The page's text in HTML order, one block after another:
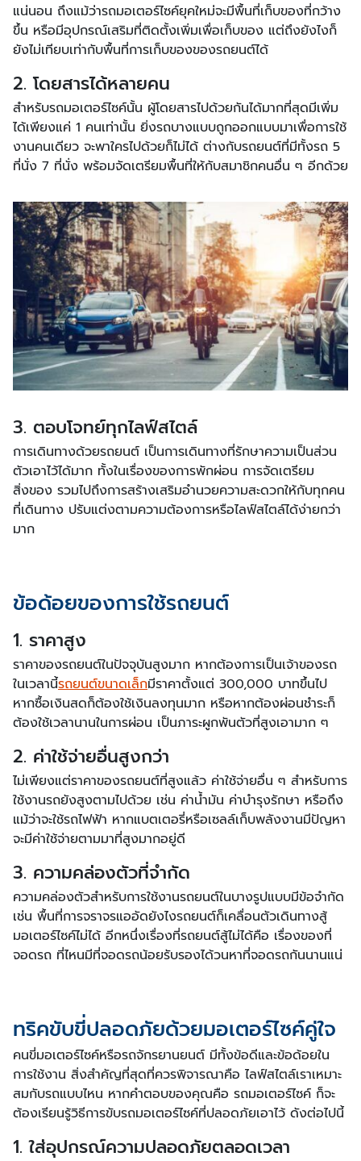
แน่นอน ถึงแม้ว่ารถมอเตอร์ไซค์ยุคใหม่จะมีพื้นที่เก็บของที่กว้าง
ขึ้น หรือมีอุปกรณ์เสริมที่ติดตั้งเพิ่มเพื่อเก็บของ แต่ถึงยังไงก็
ยังไม่เทียบเท่ากับพื้นที่การเก็บของของรถยนต์ได้
2. โดยสารได้หลายคน
สำหรับรถมอเตอร์ไซค์นั้น ผู้โดยสารไปด้วยกันได้มากที่สุดมีเพิ่ม
ได้เพียงแค่ 1 คนเท่านั้น ยิ่งรถบางแบบถูกออกแบบมาเพื่อการใช้
งานคนเดียว จะพาใครไปด้วยก็ไม่ได้ ต่างกับรถยนต์ที่มีทั้งรถ 5
ที่นั่ง 7 ที่นั่ง พร้อมจัดเตรียมพื้นที่ให้กับสมาชิกคนอื่น ๆ อีกด้วย
3. ตอบโจทย์ทุกไลฟ์สไตล์
การเดินทางด้วยรถยนต์ เป็นการเดินทางที่รักษาความเป็นส่วน
ตัวเอาไว้ได้มาก ทั้งในเรื่องของการพักผ่อน การจัดเตรียม
สิ่งของ รวมไปถึงการสร้างเสริมอำนวยความสะดวกให้กับทุกคน
ที่เดินทาง ปรับแต่งตามความต้องการหรือไลฟ์สไตล์ได้ง่ายกว่า
มาก
ข้อด้อยของการใช้รถยนต์
1. ราคาสูง
ราคาของรถยนต์ในปัจจุบันสูงมาก หากต้องการเป็นเจ้าของรถ
ในเวลานี้รถยนต์ขนาดเล็กมีราคาตั้งแต่ 300,000 บาทขึ้นไป
หากซื้อเงินสดก็ต้องใช้เงินลงทุนมาก หรือหากต้องผ่อนชำระก็
ต้องใช้เวลานานในการผ่อน เป็นภาระผูกพันตัวที่สูงเอามาก ๆ
2. ค่าใช้จ่ายอื่นสูงกว่า
ไม่เพียงแต่ราคาของรถยนต์ที่สูงแล้ว ค่าใช้จ่ายอื่น ๆ สำหรับการ
ใช้งานรถยังสูงตามไปด้วย เช่น ค่าน้ำมัน ค่าบำรุงรักษา หรือถึง
แม้ว่าจะใช้รถไฟฟ้า หากแบตเตอรี่หรือเซลล์เก็บพลังงานมีปัญหา
จะมีค่าใช้จ่ายตามมาที่สูงมากอยู่ดี
3. ความคล่องตัวที่จำกัด
ความคล่องตัวสำหรับการใช้งานรถยนต์ในบางรูปแบบมีข้อจำกัด
เช่น พื้นที่การจราจรแออัดยังไงรถยนต์ก็เคลื่อนตัวเดินทางสู้
มอเตอร์ไซค์ไม่ได้ อีกหนึ่งเรื่องที่รถยนต์สู้ไม่ได้คือ เรื่องของที่
จอดรถ ที่ไหนมีที่จอดรถน้อยรับรองได้วนหาที่จอดรถกันนานแน่
ทริคขับขี่ปลอดภัยด้วยมอเตอร์ไซค์คู่ใจ
คนขี่มอเตอร์ไซค์หรือรถจักรยานยนต์ มีทั้งข้อดีและข้อด้อยใน
การใช้งาน สิ่งสำคัญที่สุดที่ควรพิจารณาคือ ไลฟ์สไตล์เราเหมาะ
สมกับรถแบบไหน หากคำตอบของคุณคือ รถมอเตอร์ไซค์ ก็จะ
ต้องเรียนรู้วิธีการขับรถมอเตอร์ไซค์ที่ปลอดภัยเอาไว้ ดังต่อไปนี้
1. ใส่อุปกรณ์ความปลอดภัยตลอดเวลา